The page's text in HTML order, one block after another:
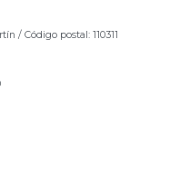
/ Código postal: 110311